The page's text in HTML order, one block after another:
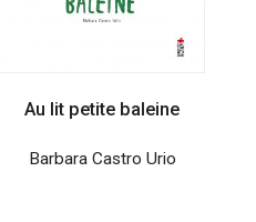
Au lit petite baleine
Barbara Castro Urio